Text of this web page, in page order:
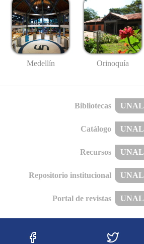
Medellín Orinoquía
Bibliotecas UNAL
Catálogo UNAL
Recursos UNAL
Repositorio institucional UNAL
Portal de revistas UNAL